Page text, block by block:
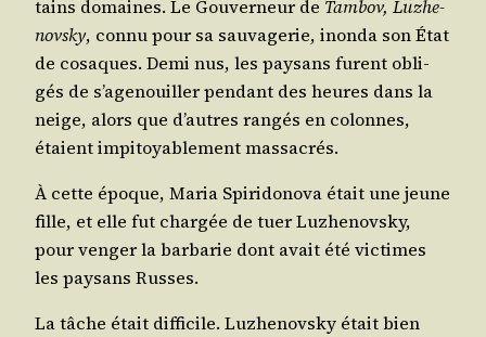
tains domaines. Le Gou­ver­neur de Tam­bov, Luz­he­
novs­ky, connu pour sa sau­va­ge­rie, inon­da son État
de cosaques. Demi nus, les pay­sans furent obli­
gés de s’agenouiller pen­dant des heures dans la
neige, alors que d’autres ran­gés en colonnes,
étaient impi­toya­ble­ment massacrés.
À cette époque, Maria Spi­ri­do­no­va était une jeune
fille, et elle fut char­gée de tuer Luz­he­novs­ky,
pour ven­ger la bar­ba­rie dont avait été vic­times
les pay­sans Russes.
La tâche était dif­fi­cile. Luz­he­novs­ky était bien